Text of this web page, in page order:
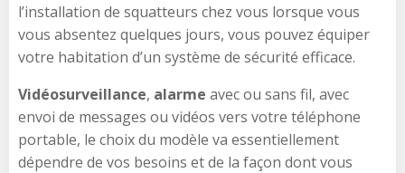
l’installation de squatteurs chez vous lorsque vous
vous absentez quelques jours, vous pouvez équiper
votre habitation d’un système de sécurité efficace.
Vidéosurveillance, alarme avec ou sans fil, avec
envoi de messages ou vidéos vers votre téléphone
portable, le choix du modèle va essentiellement
dépendre de vos besoins et de la façon dont vous